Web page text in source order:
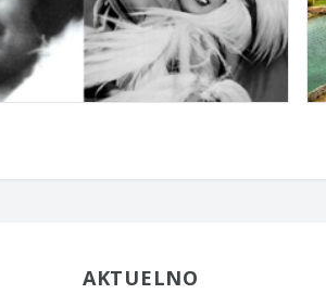
AKTUELNO